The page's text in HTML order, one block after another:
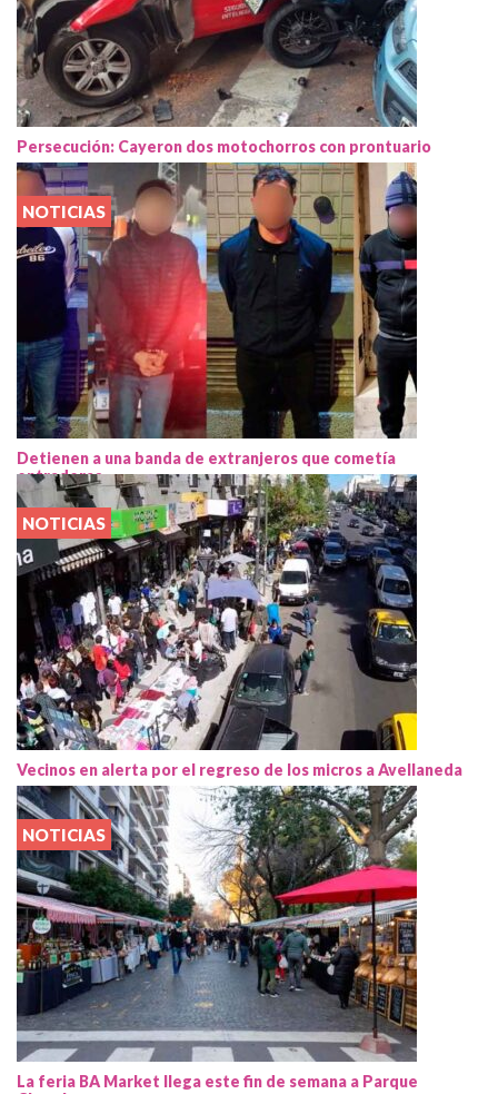
Persecución: Cayeron dos motochorros con prontuario
NOTICIAS
Detienen a una banda de extranjeros que cometía
entraderas
NOTICIAS
Vecinos en alerta por el regreso de los micros a Avellaneda
NOTICIAS
La feria BA Market llega este fin de semana a Parque